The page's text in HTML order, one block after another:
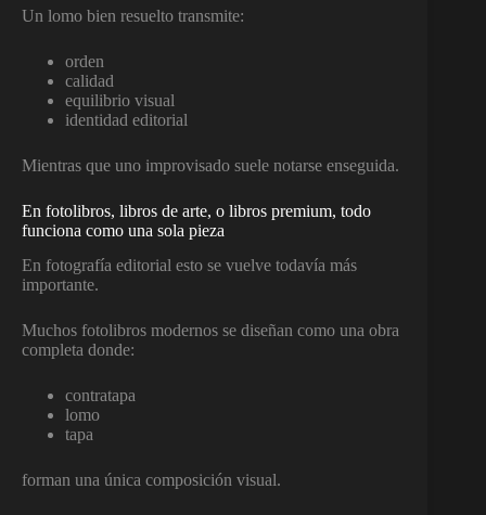
Un lomo bien resuelto transmite:
orden
calidad
equilibrio visual
identidad editorial
Mientras que uno improvisado suele notarse enseguida.
En fotolibros, libros de arte, o libros premium, todo
funciona como una sola pieza
En fotografía editorial esto se vuelve todavía más
importante.
Muchos fotolibros modernos se diseñan como una obra
completa donde:
contratapa
lomo
tapa
forman una única composición visual.